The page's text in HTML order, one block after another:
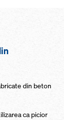
din beton
ca picior